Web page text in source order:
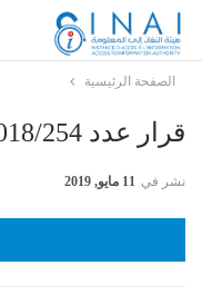
الصفحة الرئيسية
قرار عدد 2018/254 بتاريخ 2019/01/03
نشر في 11 مايو, 2019